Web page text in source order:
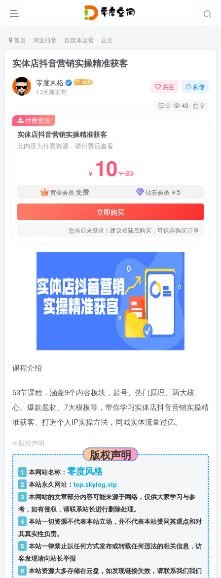
首页 淘宝抖音 自媒体运营 正文
实体店抖音营销实操精准获客
零度风格
13天前发布
关注 私信
0 43 9
实体店抖音营销实操精准获客
此内容为付费资源，请付费后查看
￥ 10￥20
黄金会员 免费 钻石会员 ￥5
立即购买
您当前未登录！建议登陆后购买，可保存购买订单
付费资源
课程介绍
53节课程，涵盖9个内容板块，起号、热门原理、两大核
心。爆款题材、7大模板等，带你学习实体店抖音营销实操精
准获客、打造个人IP实操方法，同城实体流量过亿。
© 版权声明
版权声明
1 本网站名称： 零度风格
2 本站永久网址： top.skylog.vip
3 本网站的文章部分内容可能来源于网络，仅供大家学习与参
考，如有侵权，请联系站长进行删除处理。
4 本站一切资源不代表本站立场，并不代表本站赞同其观点和对
其真实性负责。
5 本站一律禁止以任何方式发布或转载任何违法的相关信息，访
客发现请向站长举报
6 本站资源大多存储在云盘，如发现链接失效，请联系我们我们